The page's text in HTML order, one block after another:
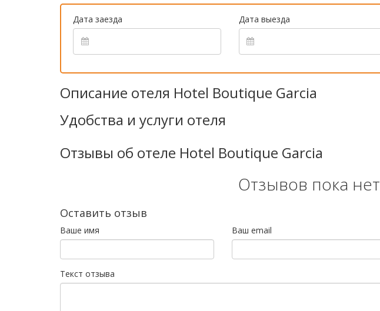
Дата заезда Дата выезда
Описание отеля Hotel Boutique Garcia
Удобства и услуги отеля
Отзывы об отеле Hotel Boutique Garcia
Отзывов пока нет
Оставить отзыв
Ваше имя Ваш email
Текст отзыва